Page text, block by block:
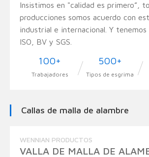
Insistimos en "calidad es primero”,
producciones somos acuerdo con
industrial e internacional. Y
ISO, BV y SGS.
100+
Trabajadores
500+
Tipos de esgrima
Callas de malla de alambre
WENNIAN PRODUCTOS
VALLA DE MALLA DE